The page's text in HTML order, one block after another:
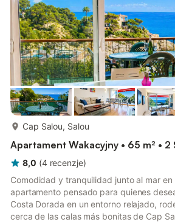
TENER EN...
Cap Salou, Salou
Apartament Wakacyjny • 65 m² • 2
8,0 (4 recenzje)
Comodidad y tranquilidad junto al mar en
apartamento pensado para quienes
Costa Dorada en un entorno relajado,
cerca de las calas más bonitas de Cap